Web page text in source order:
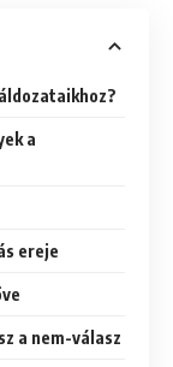
a
ereje
a nem-válasz